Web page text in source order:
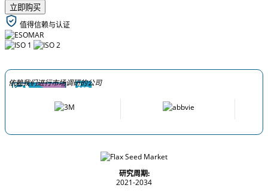
立即购买
值得信赖与认证
依赖我们进行市场调研的公司
研究周期:
2021-2034